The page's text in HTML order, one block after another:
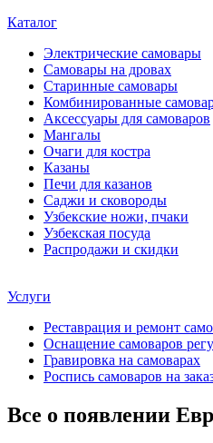
Каталог
Электрические самовары
Cамовары на дровах
Старинные самовары
Комбинированные
Аксессуары для самоваров
Мангалы
Очаги для костра
Казаны
Печи для казанов
Саджи и сковороды
Узбекские ножи, пчаки
Узбекская посуда
Распродажи и скидки
Услуги
Реставрация и ремонт
Оснащение самоваров
Гравировка на самоварах
Роспись самоваров на
Все о появлении